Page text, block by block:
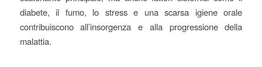
diabete, il fumo, lo stress e una scarsa igiene orale
contribuiscono all’insorgenza e alla progressione della
malattia.